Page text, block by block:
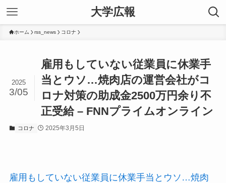
大学広報
ホーム rss_news コロナ
雇用もしていない従業員に休業手
当とウソ…焼肉店の運営会社がコ
ロナ対策の助成金2500万円余り不
正受給 – FNNプライムオンライン
2025
3/05
コロナ 2025年3月5日
雇用もしていない従業員に休業手当とウソ…焼肉